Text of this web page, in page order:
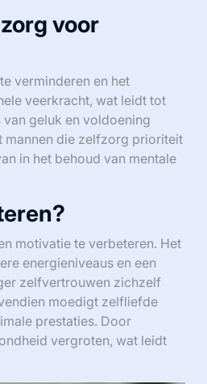
voor
verminderen en het
veerkracht, wat leidt tot
geluk en voldoening
mannen die zelfzorg prioriteit
in het behoud van mentale
motivatie te verbeteren. Het
energieniveaus en een
zelfvertrouwen zichzelf
moedigt zelfliefde
prestaties. Door
vergroten, wat leidt